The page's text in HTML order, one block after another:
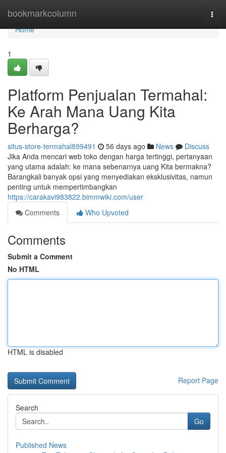
bookmarkcolumn
Home
Home
1
Platform Penjualan Termahal:
Ke Arah Mana Uang Kita
Berharga?
situs-store-termahal899491 56 days ago News
Discuss
Jika Anda mencari web toko dengan harga tertinggi, pertanyaan
yang utama adalah: ke mana sebenarnya uang Kita bermakna?
Barangkali banyak opsi yang menyediakan eksklusivitas, namun
penting untuk mempertimbangkan
https://carakavi983822.bimmwiki.com/user
Comments
Who Upvoted
Comments
Submit a Comment
No HTML
HTML is disabled
Report Page
Search
Go
Published News